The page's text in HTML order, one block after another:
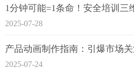
2025-07-28
产品动画制作指南：引爆市场
2025-07-24